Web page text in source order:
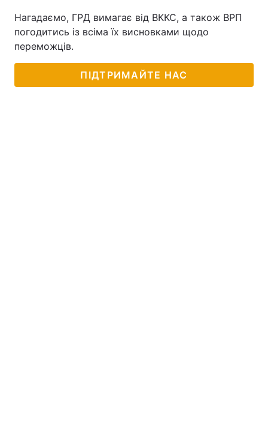
Нагадаємо, ГРД вимагає від ВККС, а також ВРП
погодитись із всіма їх висновками щодо
переможців.
ПІДТРИМАЙТЕ НАС